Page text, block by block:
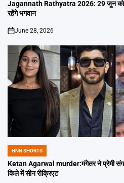
Jagannath Rathyatra 2026: 29 जून को
रहेंगे भगवान
on
June 28, 2026
POSTED
IN
HNN SHORTS
Ketan Agarwal murder:मंगेतर ने प्रेमी संग
किले में सीन रीक्रिएट